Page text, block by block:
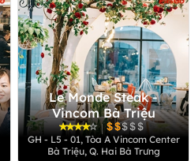
Le Monde Steak -
Vincom Bà Triệu
|
GH - L5 - 01, Tòa A Vincom Center
Bà Triệu, Q. Hai Bà Trưng